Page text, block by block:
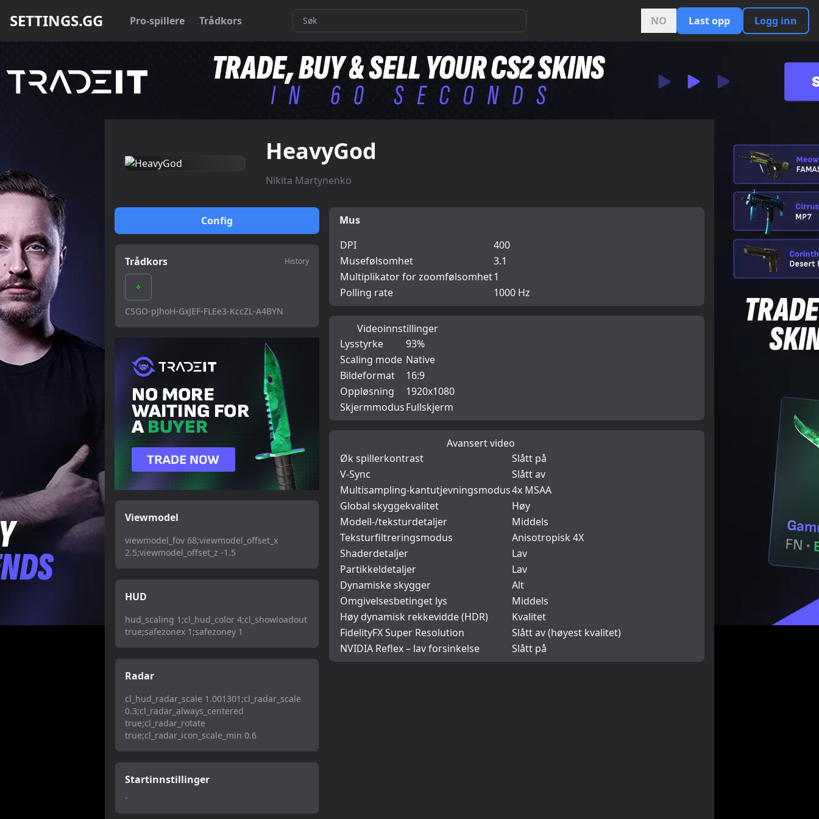
SETTINGS.GG Pro-spillere Trådkors NO Last opp Logg inn
HeavyGod
Nikita Martynenko
Config
Trådkors History
CSGO-pJhoH-GxJEF-FLEe3-KccZL-A4BYN
Viewmodel
viewmodel_fov 68;viewmodel_offset_x
2.5;viewmodel_offset_z -1.5
HUD
hud_scaling 1;cl_hud_color 4;cl_showloadout
true;safezonex 1;safezoney 1
Radar
cl_hud_radar_scale 1.001301;cl_radar_scale
0.3;cl_radar_always_centered
true;cl_radar_rotate
true;cl_radar_icon_scale_min 0.6
Startinnstillinger
-
Mus
DPI
400
Musefølsomhet
3.1
Multiplikator for zoomfølsomhet1
Polling rate
1000 Hz
Videoinnstillinger
Lysstyrke
93%
Scaling mode Native
Bildeformat
16:9
Oppløsning
1920x1080
SkjermmodusFullskjerm
Avansert video
Øk spillerkontrast
Slått på
V-Sync
Slått av
Multisampling-kantutjevningsmodus4x MSAA
Global skyggekvalitet
Høy
Modell-/teksturdetaljer
Middels
Teksturfiltreringsmodus
Anisotropisk 4X
Shaderdetaljer
Lav
Partikkeldetaljer
Lav
Dynamiske skygger
Alt
Omgivelsesbetinget lys
Middels
Høy dynamisk rekkevidde (HDR)
Kvalitet
FidelityFX Super Resolution
Slått av (høyest kvalitet)
NVIDIA Reflex – lav forsinkelse
Slått på